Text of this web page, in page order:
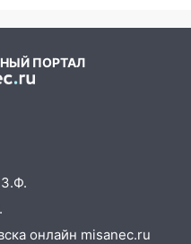
ПОРТАЛ
онлайн misanec.ru